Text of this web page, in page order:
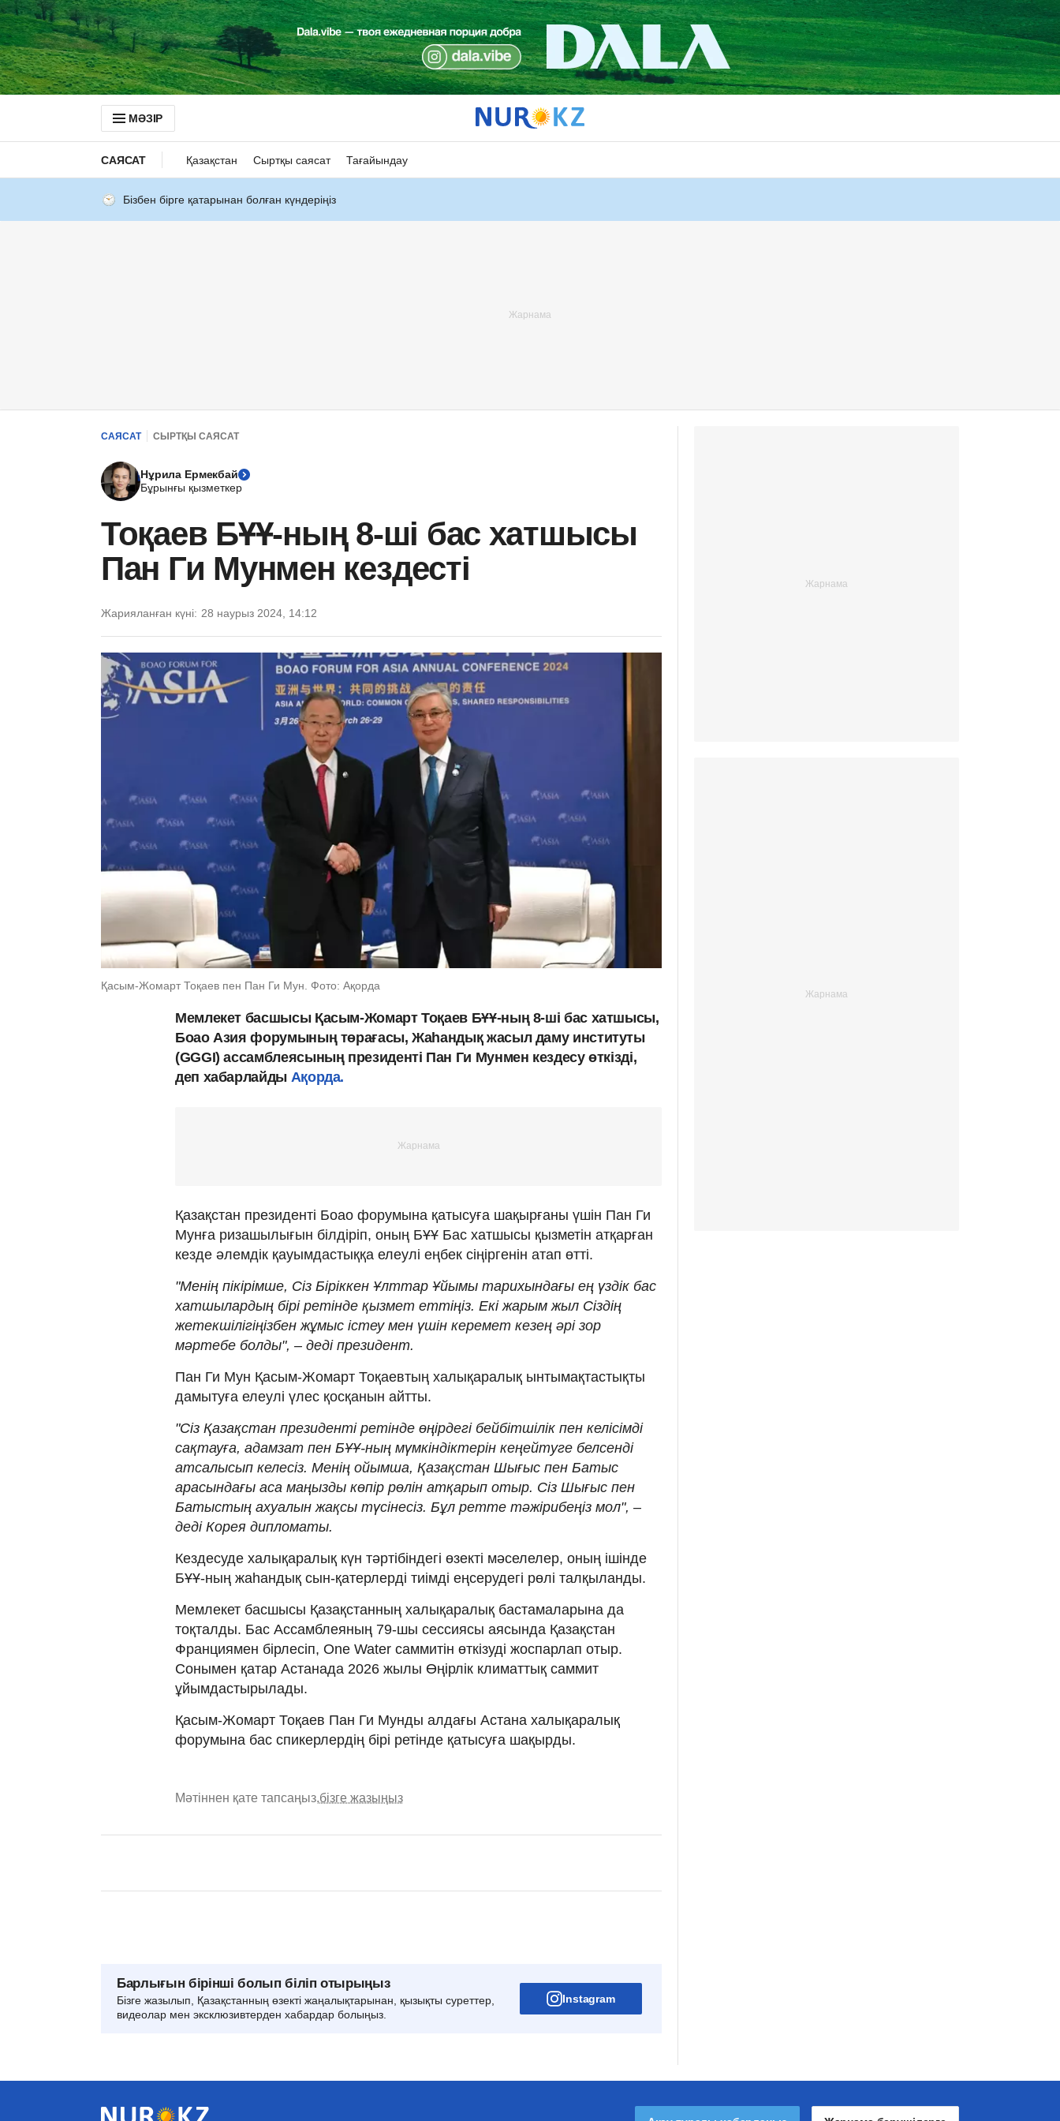
МӘЗІР
САЯСАТ Қазақстан Сыртқы саясат Тағайындау
Бізбен бірге қатарынан болған күндеріңіз
САЯСАТ СЫРТҚЫ САЯСАТ
Нұрила Ермекбай
Бұрынғы қызметкер
Тоқаев БҰҰ-ның 8-ші бас хатшысы
Пан Ги Мунмен кездесті
Жарияланған күні: 28 наурыз 2024, 14:12
Қасым-Жомарт Тоқаев пен Пан Ги Мун. Фото: Ақорда
Мемлекет басшысы Қасым-Жомарт Тоқаев БҰҰ-ның 8-ші бас хатшысы,
Боао Азия форумының төрағасы, Жаһандық жасыл даму институты
(GGGI) ассамблеясының президенті Пан Ги Мунмен кездесу өткізді,
деп хабарлайды Ақорда.
Қазақстан президенті Боао форумына қатысуға шақырғаны үшін Пан Ги
Мунға ризашылығын білдіріп, оның БҰҰ Бас хатшысы қызметін атқарған
кезде әлемдік қауымдастыққа елеулі еңбек сіңіргенін атап өтті.
"Менің пікірімше, Сіз Біріккен Ұлттар Ұйымы тарихындағы ең үздік бас
хатшылардың бірі ретінде қызмет еттіңіз. Екі жарым жыл Сіздің
жетекшілігіңізбен жұмыс істеу мен үшін керемет кезең әрі зор
мәртебе болды", – деді президент.
Пан Ги Мун Қасым-Жомарт Тоқаевтың халықаралық ынтымақтастықты
дамытуға елеулі үлес қосқанын айтты.
"Сіз Қазақстан президенті ретінде өңірдегі бейбітшілік пен келісімді
сақтауға, адамзат пен БҰҰ-ның мүмкіндіктерін кеңейтуге белсенді
атсалысып келесіз. Менің ойымша, Қазақстан Шығыс пен Батыс
арасындағы аса маңызды көпір рөлін атқарып отыр. Сіз Шығыс пен
Батыстың ахуалын жақсы түсінесіз. Бұл ретте тәжірибеңіз мол", –
деді Корея дипломаты.
Кездесуде халықаралық күн тәртібіндегі өзекті мәселелер, оның ішінде
БҰҰ-ның жаһандық сын-қатерлерді тиімді еңсерудегі рөлі талқыланды.
Мемлекет басшысы Қазақстанның халықаралық бастамаларына да
тоқталды. Бас Ассамблеяның 79-шы сессиясы аясында Қазақстан
Франциямен бірлесіп, One Water саммитін өткізуді жоспарлап отыр.
Сонымен қатар Астанада 2026 жылы Өңірлік климаттық саммит
ұйымдастырылады.
Қасым-Жомарт Тоқаев Пан Ги Мунды алдағы Астана халықаралық
форумына бас спикерлердің бірі ретінде қатысуға шақырды.
Мәтіннен қате тапсаңыз,бізге жазыңыз
Барлығын бірінші болып біліп отырыңыз
Бізге жазылып, Қазақстанның өзекті жаңалықтарынан, қызықты суреттер,
видеолар мен эксклюзивтерден хабардар болыңыз.
Instagram